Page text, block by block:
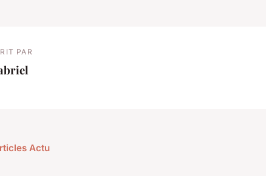
PAR
Actu